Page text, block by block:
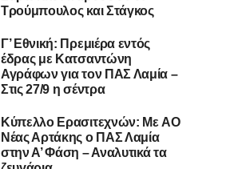
Τρούμπουλος και Στάγκος
Γ’ Εθνική: Πρεμιέρα εντός
έδρας με Κατσαντώνη
Αγράφων για τον ΠΑΣ Λαμία –
Στις 27/9 η σέντρα
Kύπελλο Ερασιτεχνών: Με AO
Nέας Αρτάκης ο ΠΑΣ Λαμία
στην Α’ Φάση – Αναλυτικά τα